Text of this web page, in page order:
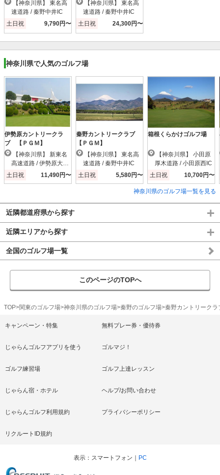
速道路 / 秦野中井IC
土日祝
9,790円〜
速道路 / 秦野中井IC
土日祝
24,300円〜
神奈川県で人気のゴルフ場
伊勢原カントリークラ
ブ 【ＰＧＭ】
高速道路 / 伊勢原大山I
C
土日祝 11,490円〜
秦野カントリークラブ
【ＰＧＭ】
速道路 / 秦野中井IC
土日祝
5,580円〜
箱根くらかけゴルフ場
厚木道路 / 小田原西IC
土日祝
10,700円〜
神奈川県のゴルフ場一覧を見る
近隣都道府県から探す
近隣エリアから探す
全国のゴルフ場一覧
このページのTOPへ
TOP 関東のゴルフ場 神奈川県のゴルフ場 秦野のゴルフ場 秦野カントリーク
キャンペーン・特集 無料プレー券・優待券
じゃらんゴルフアプリを使う ゴルマジ！
ゴルフ練習場 ゴルフ上達レッスン
じゃらん宿・ホテル ヘルプ/お問い合わせ
じゃらんゴルフ利用規約 プライバシーポリシー
リクルートID規約
表示 スマートフォン PC